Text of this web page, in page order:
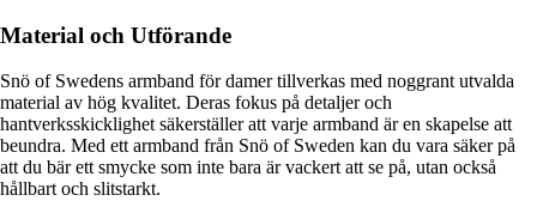
Material och Utförande
Snö of Swedens armband för damer tillverkas med noggrant utvalda
material av hög kvalitet. Deras fokus på detaljer och
hantverksskicklighet säkerställer att varje armband är en skapelse att
beundra. Med ett armband från Snö of Sweden kan du vara säker på
att du bär ett smycke som inte bara är vackert att se på, utan också
hållbart och slitstarkt.